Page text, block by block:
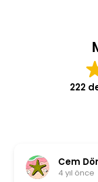
222
Cem
4 yıl önce